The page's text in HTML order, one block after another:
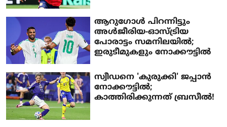
ആറുഗോള്‍ പിറന്നിട്ടും
അള്‍ജീരിയ-ഓസ്ട്രിയ
പോരാട്ടം സമനിലയില്‍;
ഇരുടീമുകളും നോക്കൗട്ടില്‍
സ്വീഡനെ 'കുരുക്കി' ജപ്പാന്‍
നോക്കൗട്ടില്‍;
കാത്തിരിക്കുന്നത് ബ്രസീല്‍!